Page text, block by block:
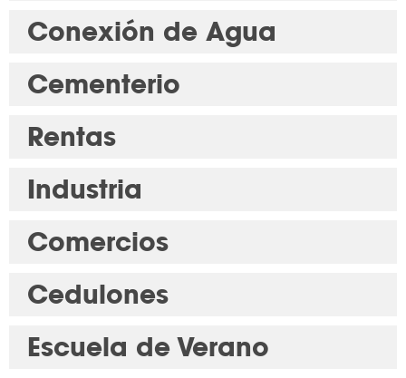
Conexión de Agua
Cementerio
Rentas
Industria
Comercios
Cedulones
Escuela de Verano